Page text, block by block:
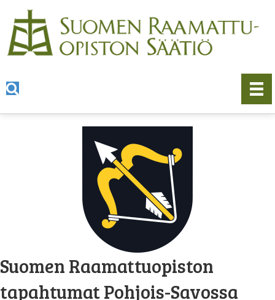
Suomen Raamattuopiston
tapahtumat Pohjois-Savossa